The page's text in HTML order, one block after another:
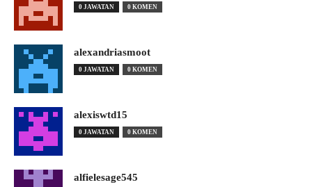
0 JAWATAN 0 KOMEN
alexandriasmoot
0 JAWATAN 0 KOMEN
alexiswtd15
0 JAWATAN 0 KOMEN
alfielesage545